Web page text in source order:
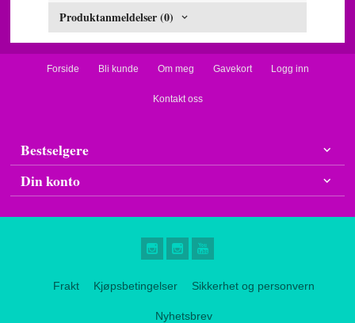
Produktanmeldelser (0)
Forside Bli kunde Om meg Gavekort Logg inn
Kontakt oss
Bestselgere
Din konto
Frakt Kjøpsbetingelser Sikkerhet og personvern
Nyhetsbrev